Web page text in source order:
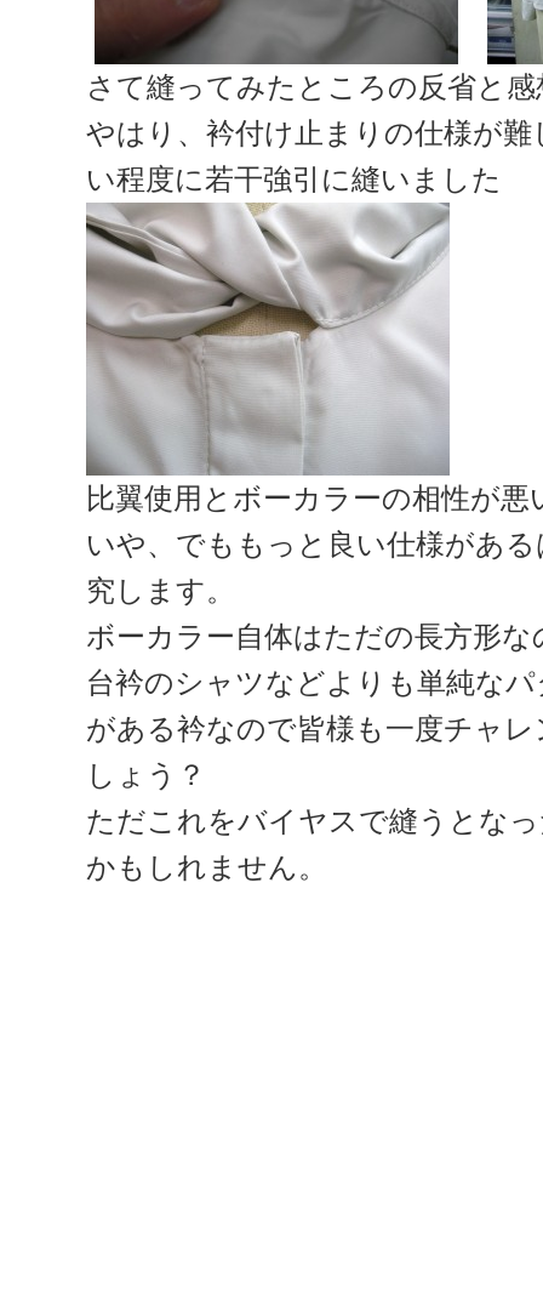
さて縫ってみたところの反省と
やはり、衿付け止まりの仕様が
い程度に若干強引に縫いました
比翼使用とボーカラーの相性が
いや、でももっと良い仕様があ
究します。
ボーカラー自体はただの長方形
台衿のシャツなどよりも単純な
がある衿なので皆様も一度チャ
しょう？
ただこれをバイヤスで縫うとな
かもしれません。